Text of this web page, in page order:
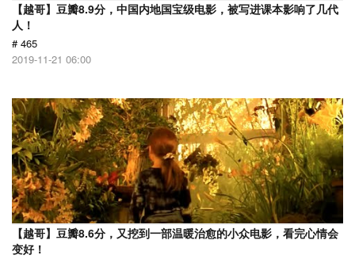
【越哥】豆瓣8.9分，中国内地国宝级电影，被写进课本影响了几代
人！
# 465
2019-11-21 06:00
【越哥】豆瓣8.6分，又挖到一部温暖治愈的小众电影，看完心情会
变好！